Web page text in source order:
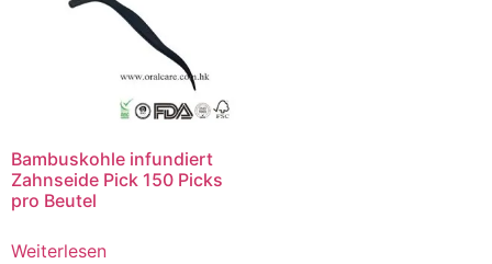
Bambuskohle infundiert
Zahnseide Pick 150 Picks
pro Beutel
Weiterlesen